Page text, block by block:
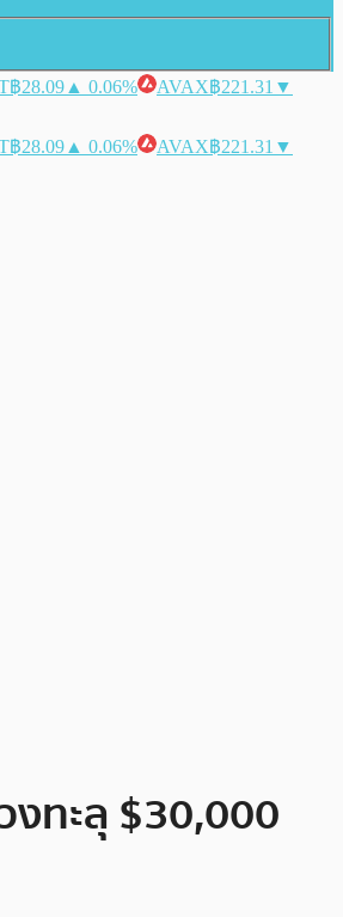
฿28.09 ▲ 0.06% AVAX฿221.31 ▼
฿28.09 ▲ 0.06% AVAX฿221.31 ▼
ทะลุ $30,000